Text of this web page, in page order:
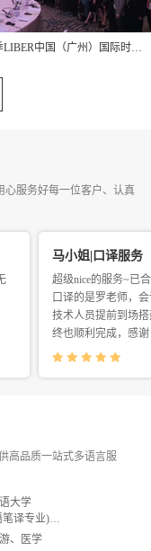
心服务好每一位客户、认真
马小姐|口译服务
超级nice的服务~已
口译的是罗老师，
技术人员提前到场
终也顺利完成，感谢
高品质一站式多语言服
大学
译专业)
考试TOPIK6级、TOEIC托
、医学